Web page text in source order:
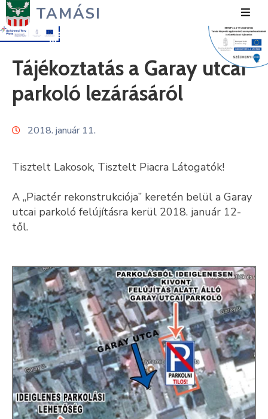
TAMÁSI
Városunk
Önkormányzat
Polgármesteri
Turizmus
Fejlesztések
Kultúra
Keresés
Tájékoztatás a Garay utcai
parkoló lezárásáról
2018. január 11.
Tisztelt Lakosok, Tisztelt Piacra Látogatók!
A „Piactér rekonstrukciója” keretén belül a Garay
utcai parkoló felújításra kerül 2018. január 12-
től.